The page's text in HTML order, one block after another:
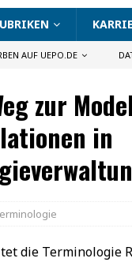
AUF UEPO.DE
zur
in
die Terminologie